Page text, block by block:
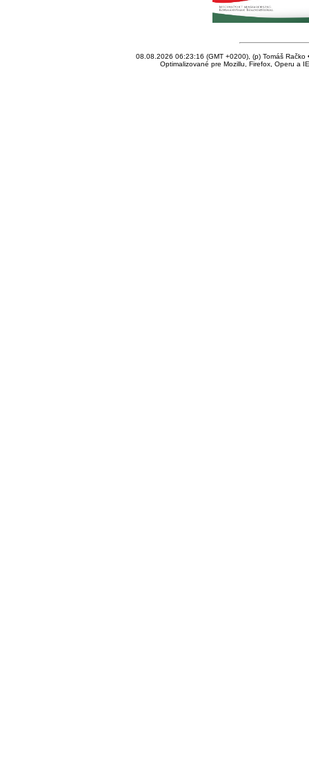
08.08.2026 06:23:16 (GMT +0200), (p) Tomáš Račko
Optimalizované pre Mozillu, Firefox, Operu a